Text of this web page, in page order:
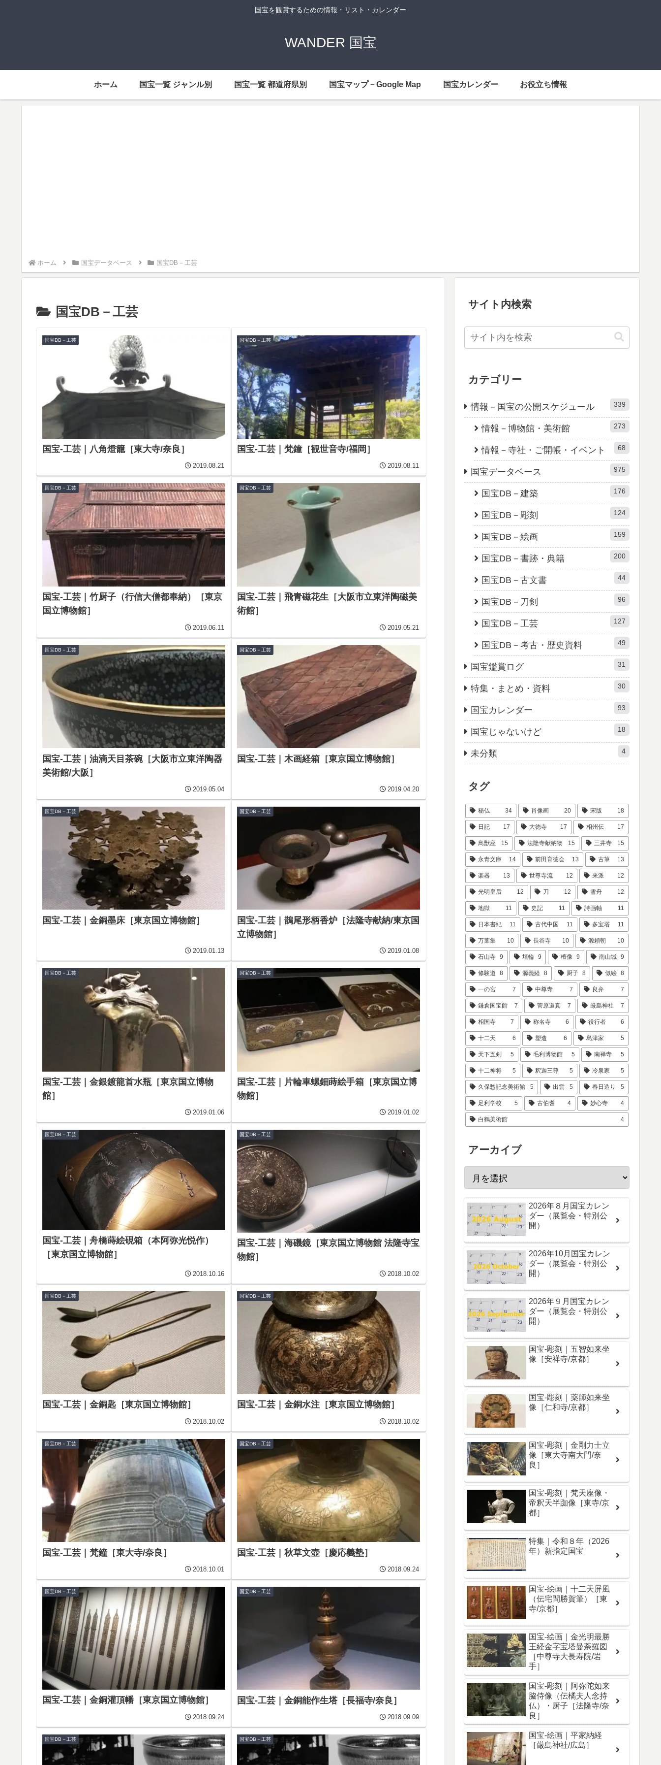
国宝を観賞するための情報・リスト・カレンダー
WANDER 国宝
ホーム 国宝一覧 ジャンル別 国宝一覧 都道府県別 国宝マップ－Google Map 国宝カレンダー お役立ち情報
ホーム 国宝データベース 国宝DB－工芸
国宝DB－工芸
国宝DB－工芸
国宝-工芸｜八角燈籠［東大寺/奈良］
2019.08.21
国宝DB－工芸
国宝-工芸｜梵鐘［観世音寺/福岡］
2019.08.11
国宝DB－工芸
国宝-工芸｜竹厨子（行信大僧都奉納）［東京
国立博物館］
2019.06.11
国宝DB－工芸
国宝-工芸｜飛青磁花生［大阪市立東洋陶磁美
術館］
2019.05.21
国宝DB－工芸
国宝-工芸｜油滴天目茶碗［大阪市立東洋陶器
美術館/大阪］
2019.05.04
国宝DB－工芸
国宝-工芸｜木画経箱［東京国立博物館］
2019.04.20
国宝DB－工芸
国宝-工芸｜金銅墨床［東京国立博物館］
2019.01.13
国宝DB－工芸
国宝-工芸｜鵲尾形柄香炉［法隆寺献納/東京国
立博物館］
2019.01.08
国宝DB－工芸
国宝-工芸｜金銀鍍龍首水瓶［東京国立博物
館］
2019.01.06
国宝DB－工芸
国宝-工芸｜片輪車螺鈿蒔絵手箱［東京国立博
物館］
2019.01.02
国宝DB－工芸
国宝-工芸｜舟橋蒔絵硯箱（本阿弥光悦作）
［東京国立博物館］
2018.10.16
国宝DB－工芸
国宝-工芸｜海磯鏡［東京国立博物館 法隆寺宝
物館］
2018.10.02
国宝DB－工芸
国宝-工芸｜金銅匙［東京国立博物館］
2018.10.02
国宝DB－工芸
国宝-工芸｜金銅水注［東京国立博物館］
2018.10.02
国宝DB－工芸
国宝-工芸｜梵鐘［東大寺/奈良］
2018.10.01
国宝DB－工芸
国宝-工芸｜秋草文壺［慶応義塾］
2018.09.24
国宝DB－工芸
国宝-工芸｜金銅灌頂幡［東京国立博物館］
2018.09.24
国宝DB－工芸
国宝-工芸｜金銅能作生塔［長福寺/奈良］
2018.09.09
国宝DB－工芸 国宝DB－工芸
サイト内検索
カテゴリー
情報－国宝の公開スケジュール 339
情報－博物館・美術館 273
情報－寺社・ご開帳・イベント 68
国宝データベース 975
国宝DB－建築 176
国宝DB－彫刻 124
国宝DB－絵画 159
国宝DB－書跡・典籍 200
国宝DB－古文書 44
国宝DB－刀剣 96
国宝DB－工芸 127
国宝DB－考古・歴史資料 49
国宝鑑賞ログ 31
特集・まとめ・資料 30
国宝カレンダー 93
国宝じゃないけど 18
未分類 4
タグ
秘仏 34 肖像画 20 宋版 18
日記 17 大徳寺 17 相州伝 17
鳥獣座 15 法隆寺献納物 15 三井寺 15
永青文庫 14 前田育徳会 13 古筆 13
楽器 13 世尊寺流 12 来派 12
光明皇后 12 刀 12 雪舟 12
地獄 11 史記 11 詩画軸 11
日本書紀 11 古代中国 11 多宝塔 11
万葉集 10 長谷寺 10 源頼朝 10
石山寺 9 埴輪 9 檀像 9 南山城 9
修験道 8 源義経 8 厨子 8 似絵 8
一の宮 7 中尊寺 7 良弁 7
鎌倉国宝館 7 菅原道真 7 厳島神社 7
相国寺 7 称名寺 6 役行者 6
十二天 6 塑造 6 島津家 5
天下五剣 5 毛利博物館 5 南禅寺 5
十二神将 5 釈迦三尊 5 冷泉家 5
久保惣記念美術館 5 出雲 5 春日造り 5
足利学校 5 古伯耆 4 妙心寺 4
白鶴美術館 4
アーカイブ
2026年８月国宝カレン
ダー（展覧会・特別公
開）
2026年10月国宝カレン
ダー（展覧会・特別公
開）
2026年９月国宝カレン
ダー（展覧会・特別公
開）
国宝-彫刻｜五智如来坐
像［安祥寺/京都］
国宝-彫刻｜薬師如来坐
像［仁和寺/京都］
国宝-彫刻｜金剛力士立
像［東大寺南大門/奈
良］
国宝-彫刻｜梵天座像・
帝釈天半跏像［東寺/京
都］
特集｜令和８年（2026
年）新指定国宝
国宝-絵画｜十二天屏風
（伝宅間勝賀筆）［東
寺/京都］
国宝-絵画｜金光明最勝
王経金字宝塔曼荼羅図
［中尊寺大長寿院/岩
手］
国宝-彫刻｜阿弥陀如来
脇侍像（伝橘夫人念持
仏）・厨子［法隆寺/奈
良］
国宝-絵画｜平家納経
［厳島神社/広島］